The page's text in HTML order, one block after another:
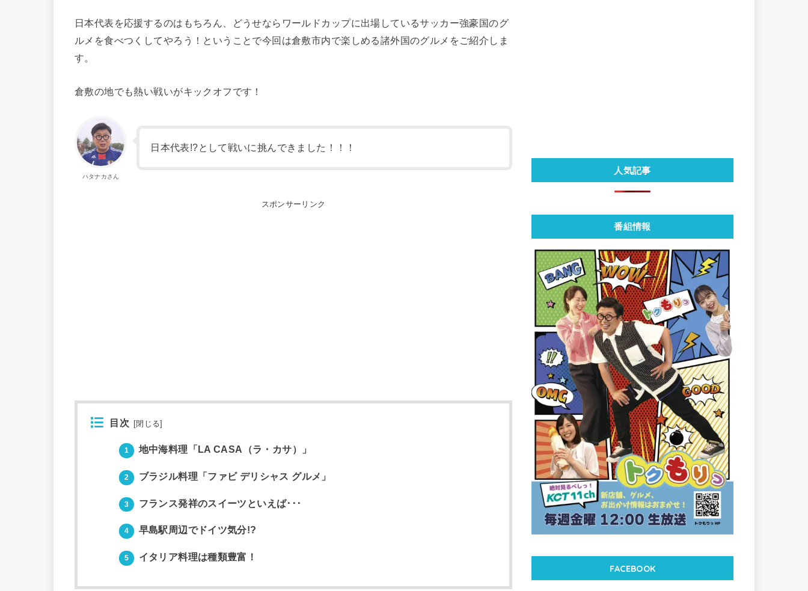
日本代表を応援するのはもちろん、どうせならワールドカップに出場しているサッカー強豪国のグ
ルメを食べつくしてやろう！ということで今回は倉敷市内で楽しめる諸外国のグルメをご紹介しま
す。
倉敷の地でも熱い戦いがキックオフです！
ハタナカさん
日本代表!?として戦いに挑んできました！！！
スポンサーリンク
目次 [閉じる]
1 地中海料理「LA CASA（ラ・カサ）」
2 ブラジル料理「ファビ デリシャス グルメ」
3 フランス発祥のスイーツといえば･･･
4 早島駅周辺でドイツ気分!?
5 イタリア料理は種類豊富！
人気記事
番組情報
FACEBOOK